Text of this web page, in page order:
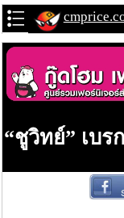
“ชูวิทย์” เบร